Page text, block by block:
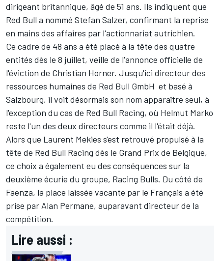
dirigeant britannique, âgé de 51 ans. Ils indiquent que
Red Bull a nommé Stefan Salzer, confirmant la reprise
en mains des affaires par l'actionnariat autrichien.
Ce cadre de 48 ans a été placé à la tête des quatre
entités dès le 8 juillet, veille de l'annonce officielle de
l'éviction de Christian Horner. Jusqu'ici directeur des
ressources humaines de Red Bull GmbH et basé à
Salzbourg, il voit désormais son nom apparaître seul, à
l'exception du cas de Red Bull Racing, où Helmut Marko
reste l'un des deux directeurs comme il l'était déjà.
Alors que Laurent Mekies s'est retrouvé propulsé à la
tête de Red Bull Racing dès le Grand Prix de Belgique,
ce choix a également eu des conséquences sur la
deuxième écurie du groupe, Racing Bulls. Du côté de
Faenza, la place laissée vacante par le Français a été
prise par Alan Permane, auparavant directeur de la
compétition.
Lire aussi :